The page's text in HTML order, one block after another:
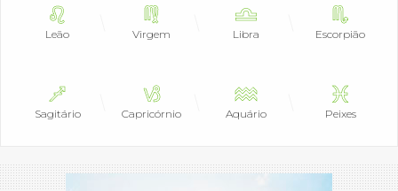
Leão Virgem Libra Escorpião
Sagitário Capricórnio Aquário Peixes